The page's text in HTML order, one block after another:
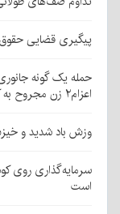
پیگیری قضایی حقوق
حمله یک گونه
اعزام۲ زن مجروح به کرمان
وزش باد شدید و
سرمایه‌گذاری روی
است